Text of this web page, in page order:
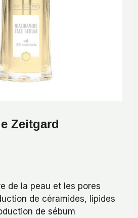
Zeitgard
de la peau et les pores
de céramides, lipides
de sébum